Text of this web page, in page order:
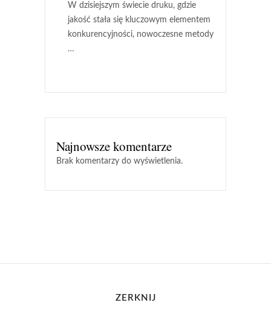
W dzisiejszym świecie druku, gdzie
jakość stała się kluczowym elementem
konkurencyjności, nowoczesne metody
…
Najnowsze komentarze
Brak komentarzy do wyświetlenia.
ZERKNIJ